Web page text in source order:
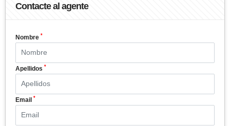
Contacte al agente
Nombre *
Apellidos *
Email *